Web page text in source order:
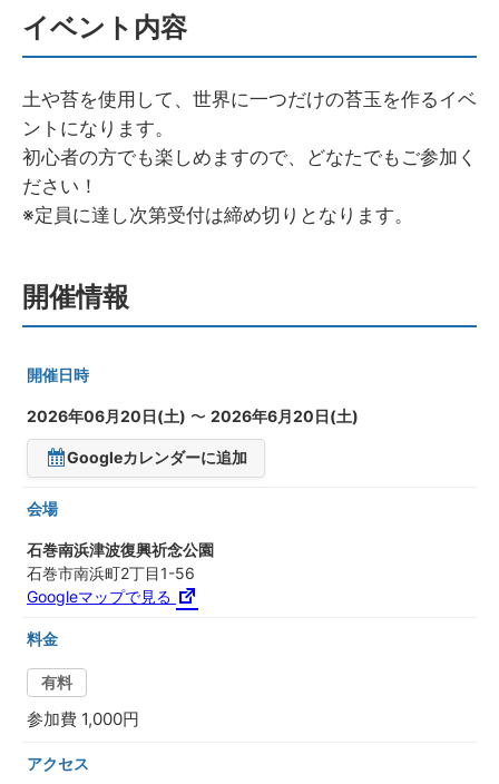
イベント内容
土や苔を使用して、世界に一つだけの苔玉を作るイベ
ントになります。
初心者の方でも楽しめますので、どなたでもご参加く
ださい！
※定員に達し次第受付は締め切りとなります。
開催情報
開催日時
2026年06月20日(土) 〜 2026年6月20日(土)
Googleカレンダーに追加
会場
石巻南浜津波復興祈念公園
石巻市南浜町2丁目1-56
Googleマップで見る
料金
有料
参加費 1,000円
アクセス